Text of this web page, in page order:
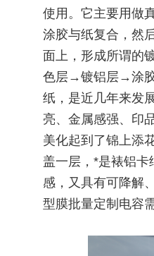
使用。它主要用做
涂胶与纸复合，然
面上，形成所谓的
色层→镀铝层→涂
纸，是近几年来发
亮、金属感强、印
美化起到了锦上添
盖一层，*是裱铝卡
感，又具有可降解
型膜批量定制电容